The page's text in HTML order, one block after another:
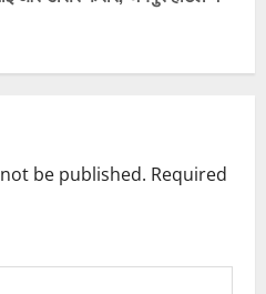
be published. Required